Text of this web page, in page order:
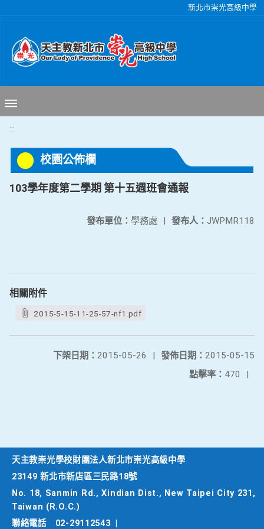
新北市崇光高級中學
:::
校園公佈欄
103學年度第二學期 第十五週班會通報
發布人： JWPMR118
發布單位： 學務處 |
相關附件
2015-5-15-11-25-57-nf1.pdf
發佈日期： 2015-05-15
下架日期： 2015-05-26
|
點擊率： 470 |
天主教崇光學校財團法人新北市崇光高級中學
23149 新北市新店區三民路18號
No. 18, Sanmin Rd., Xindian Dist., New Taipei City 231,
Taiwan (R.O.C.)
聯絡電話
02-29112543